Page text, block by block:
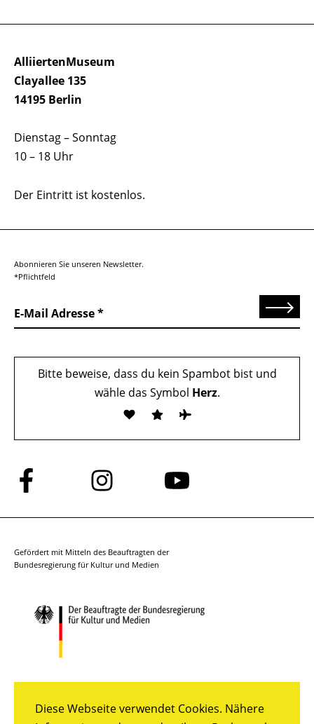
Diese Webseite verwendet Cookies. Nähere
AlliiertenMuseum
Clayallee 135
14195 Berlin
Dienstag – Sonntag
10 – 18 Uhr
Der Eintritt ist kostenlos.
Abonnieren Sie unseren Newsletter.
*Pflichtfeld
E-Mail Adresse Senden
Bitte beweise, dass du kein Spambot bist und
wähle das Symbol Herz.
Folge
uns
auf
Folge
uns
auf
Folge
auf
Gefördert mit Mitteln des Beauftragten der
Bundesregierung für Kultur und Medien